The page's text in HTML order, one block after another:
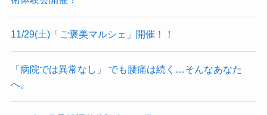
11/29(土)「ご褒美マルシェ」開催！！
「病院では異常なし」 でも腰痛は続く…そんなあなた
へ。